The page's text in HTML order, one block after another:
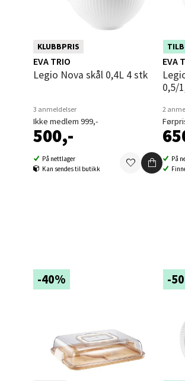
KLUBBPRIS
EVA TRIO
Legio Nova skål 0,4L 4 stk
3 anmeldelser
Ikke medlem 999,-
500,-
På nettlager
Kan sendes til butikk
Dette
dag!
EVA
Legio Nova skålsett 3 stk
0,5/
2
På
-40% -